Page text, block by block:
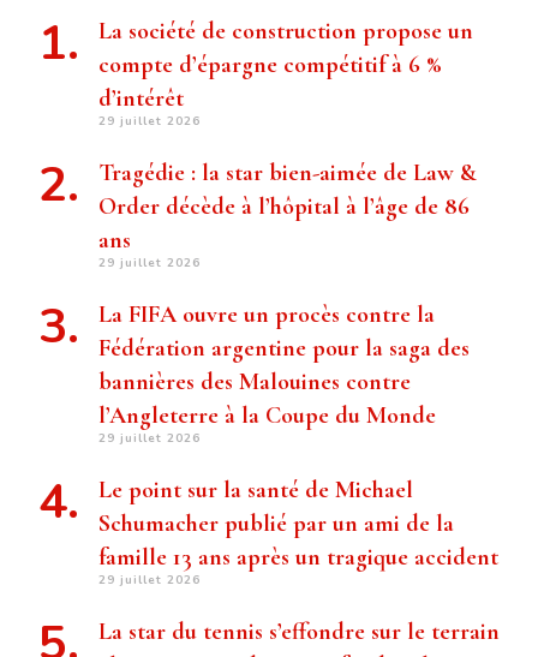
La société de construction propose un
compte d’épargne compétitif à 6 %
d’intérêt
29 juillet 2026
Tragédie : la star bien-aimée de Law &
Order décède à l’hôpital à l’âge de 86
ans
29 juillet 2026
La FIFA ouvre un procès contre la
Fédération argentine pour la saga des
bannières des Malouines contre
l’Angleterre à la Coupe du Monde
29 juillet 2026
Le point sur la santé de Michael
Schumacher publié par un ami de la
famille 13 ans après un tragique accident
29 juillet 2026
La star du tennis s’effondre sur le terrain